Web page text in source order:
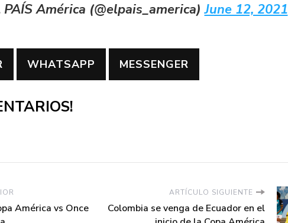
América (@elpais_america)June 12, 2021
WHATSAPP MESSENGER
América vs Once
ARTÍCULO SIGUIENTE
Colombia se venga de Ecuador en el